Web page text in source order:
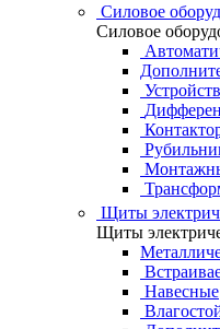
Силовое
Силовое
Щиты
Щиты
Навесные